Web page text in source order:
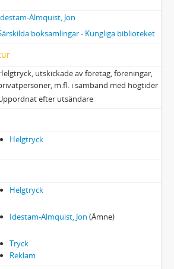
Almquist, Jon
boksamlingar - Kungliga biblioteket
utskickade av företag, föreningar,
m.fl. i samband med högtider
efter utsändare
Helgtryck
Helgtryck
Idestam-Almquist, Jon (Ämne)
Tryck
Reklam